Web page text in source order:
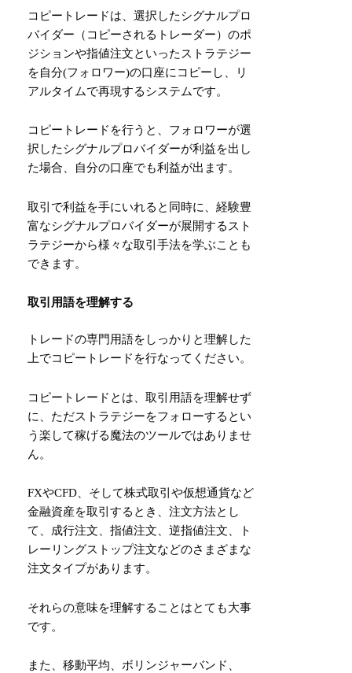
コピートレードは、選択したシグナルプロ
バイダー（コピーされるトレーダー）のポ
ジションや指値注文といったストラテジー
を自分(フォロワー)の口座にコピーし、リ
アルタイムで再現するシステムです。
コピートレードを行うと、フォロワーが選
択したシグナルプロバイダーが利益を出し
た場合、自分の口座でも利益が出ます。
取引で利益を手にいれると同時に、経験豊
富なシグナルプロバイダーが展開するスト
ラテジーから様々な取引手法を学ぶことも
できます。
取引用語を理解する
トレードの専門用語をしっかりと理解した
上でコピートレードを行なってください。
コピートレードとは、取引用語を理解せず
に、ただストラテジーをフォローするとい
う楽して稼げる魔法のツールではありませ
ん。
FXやCFD、そして株式取引や仮想通貨など
金融資産を取引するとき、注文方法とし
て、成行注文、指値注文、逆指値注文、ト
レーリングストップ注文などのさまざまな
注文タイプがあります。
それらの意味を理解することはとても大事
です。
また、移動平均、ボリンジャーバンド、